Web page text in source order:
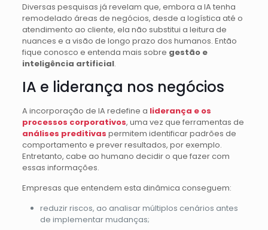
Diversas pesquisas já revelam que, embora a IA tenha
remodelado áreas de negócios, desde a logística até o
atendimento ao cliente, ela não substitui a leitura de
nuances e a visão de longo prazo dos humanos. Então
fique conosco e entenda mais sobre gestão e
inteligência artificial.
IA e liderança nos negócios
A incorporação de IA redefine a liderança e os
processos corporativos, uma vez que ferramentas de
análises preditivas permitem identificar padrões de
comportamento e prever resultados, por exemplo.
Entretanto, cabe ao humano decidir o que fazer com
essas informações.
Empresas que entendem esta dinâmica conseguem:
reduzir riscos, ao analisar múltiplos cenários antes
de implementar mudanças;